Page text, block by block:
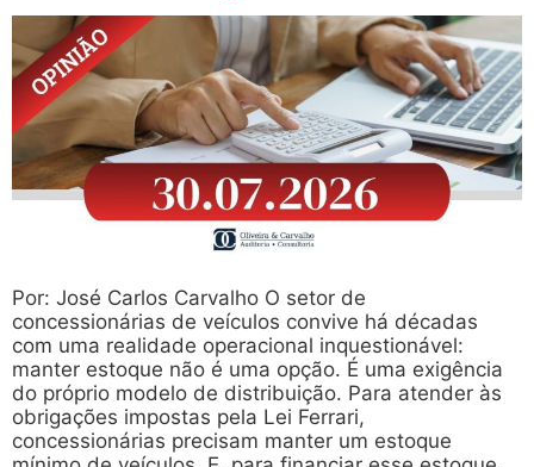
Por: José Carlos Carvalho O setor de
concessionárias de veículos convive há décadas
com uma realidade operacional inquestionável:
manter estoque não é uma opção. É uma exigência
do próprio modelo de distribuição. Para atender às
obrigações impostas pela Lei Ferrari,
concessionárias precisam manter um estoque